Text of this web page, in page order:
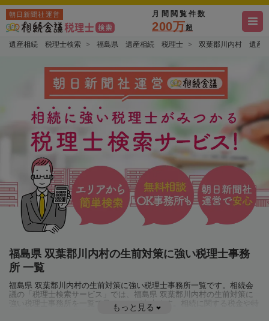
朝日新聞社運営 月間閲覧件数
200万超
遺産相続 税理士検索 福島県 遺産相続 税理士 双葉郡川内村 遺産
福島県 双葉郡川内村の生前対策に強い税理士事務
所 一覧
福島県 双葉郡川内村の生前対策に強い税理士事務所一覧です。相続会
議の「税理士検索サービス」では、福島県 双葉郡川内村の生前対策に
強い税理士事務所を一覧で見ることが出来ます。相続に関する税金や特
例制度のことは一度近隣の税理士に相談してみましょう。
もっと見る